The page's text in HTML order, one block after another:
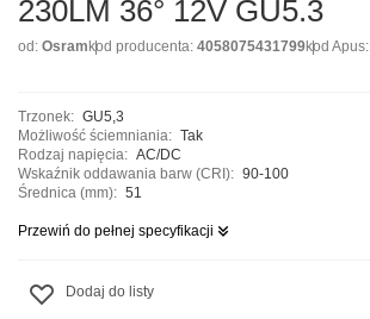
230LM 36° 12V GU5.3
od: Osramkod producenta: 4058075431799kod Apus:
Trzonek: GU5,3
Możliwość ściemniania: Tak
Rodzaj napięcia: AC/DC
Wskaźnik oddawania barw (CRI): 90-100
Średnica (mm): 51
Przewiń do pełnej specyfikacji
Dodaj do listy